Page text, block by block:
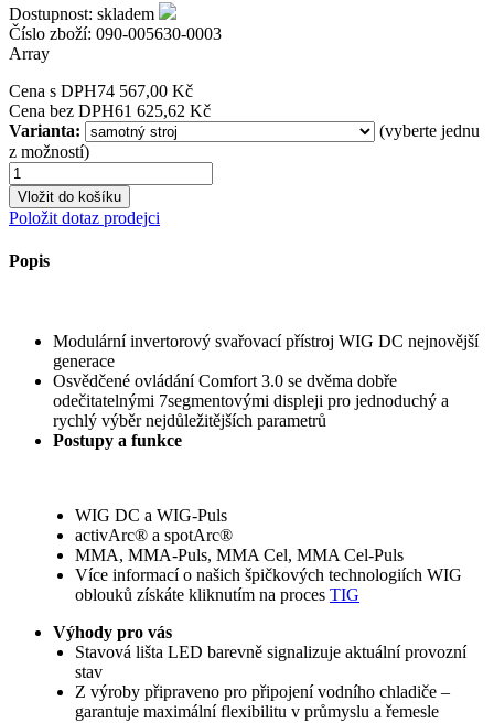
Dostupnost: skladem
Číslo zboží: 090-005630-0003
Array
Cena s DPH74 567,00 Kč
Cena bez DPH61 625,62 Kč
Varianta:
(vyberte jednu
z možností)
Položit dotaz prodejci
Popis
Modulární invertorový svařovací přístroj WIG DC nejnovější
generace
Osvědčené ovládání Comfort 3.0 se dvěma dobře
odečitatelnými 7segmentovými displeji pro jednoduchý a
rychlý výběr nejdůležitějších parametrů
Postupy a funkce
WIG DC a WIG-Puls
activArc® a spotArc®
MMA, MMA-Puls, MMA Cel, MMA Cel-Puls
Více informací o našich špičkových technologiích WIG
oblouků získáte kliknutím na proces TIG
Výhody pro vás
Stavová lišta LED barevně signalizuje aktuální provozní
stav
Z výroby připraveno pro připojení vodního chladiče –
garantuje maximální flexibilitu v průmyslu a řemesle